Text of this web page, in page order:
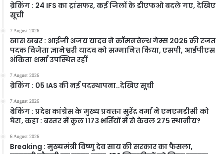
ब्रेकिंग : 24 IFS का ट्रांसफर, कई जिलों के डीएफओ बदले गए, देखिए
सूची
7 August 2026
खास खबर : आईजी अजय यादव ने कॉमनवेल्थ गेम्स 2026 की रजत
पदक विजेता ज्ञानेश्वरी यादव को सम्मानित किया, एसपी, आईपीएस
अंकिता शर्मा उपस्थित रहीं
7 August 2026
ब्रेकिंग : 05 IAS की नई पदस्थापना..देखिए सूची
7 August 2026
ब्रेकिंग : प्रदेश कांग्रेस के मुख्य प्रवक्ता सुरेंद्र वर्मा ने एनएमडीसी को
घेरा, कहा : बस्तर में कुल 1173 भर्तियों में से केवल 275 स्थानीय?
6 August 2026
Breaking : मुख्यमंत्री विष्णु देव साय की सरकार का फैसला,